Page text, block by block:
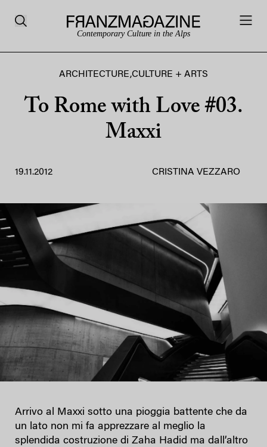
Contemporary Culture in the Alps
ARCHITECTURE,CULTURE + ARTS
To Rome with Love #03.
Maxxi
19.11.2012 CRISTINA VEZZARO
Arrivo al Maxxi sotto una pioggia battente che da
un lato non mi fa apprezzare al meglio la
splendida costruzione di Zaha Hadid ma dall’altro